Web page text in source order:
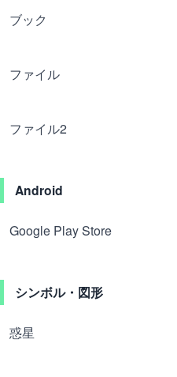
ブック
ファイル
ファイル2
Android
Google Play Store
シンボル・図形
惑星